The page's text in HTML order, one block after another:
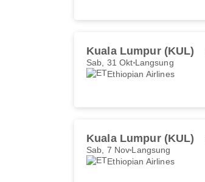
Kuala Lumpur (KUL)
Sab, 31 Okt Langsung
Ethiopian Airlines
Kuala Lumpur (KUL)
Sab, 7 Nov Langsung
Ethiopian Airlines